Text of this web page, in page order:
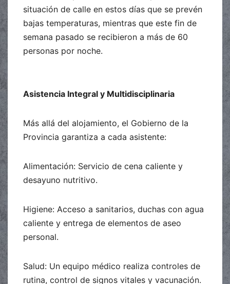
situación de calle en estos días que se prevén
bajas temperaturas, mientras que este fin de
semana pasado se recibieron a más de 60
personas por noche.
Asistencia Integral y Multidisciplinaria
Más allá del alojamiento, el Gobierno de la
Provincia garantiza a cada asistente:
Alimentación: Servicio de cena caliente y
desayuno nutritivo.
Higiene: Acceso a sanitarios, duchas con agua
caliente y entrega de elementos de aseo
personal.
Salud: Un equipo médico realiza controles de
rutina, control de signos vitales y vacunación.